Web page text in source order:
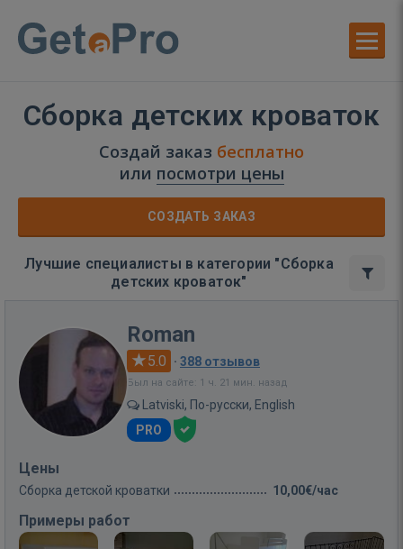
Сборка детских кроваток
Создай заказ бесплатно
или посмотри цены
СОЗДАТЬ ЗАКАЗ
Лучшие специалисты в категории "Сборка
детских кроваток"
Roman
5.0 · 388 отзывов
Был на сайте: 1 ч. 21 мин. назад
Latviski, По-русски, English
PRO
Цены
Сборка детской кроватки 10,00€/час
Примеры работ